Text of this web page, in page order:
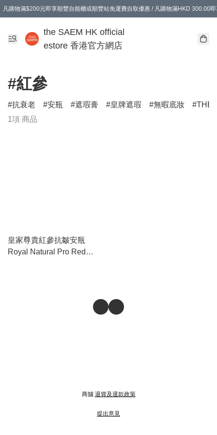
凡購物滿$200元即享順豐自能櫃或順豐站免運費自取優惠 / 凡購物滿HKD 300.00
the SAEM HK official
estore 香港官方網店
#紅參
抗衰老 安瓶 遮瑕膏 皇牌遮瑕 無暇底妝
1項 商品
皇家尊貴紅參抗皺安瓶
Royal Natural Pro Red
商舖 退貨及退款政策
提出意見